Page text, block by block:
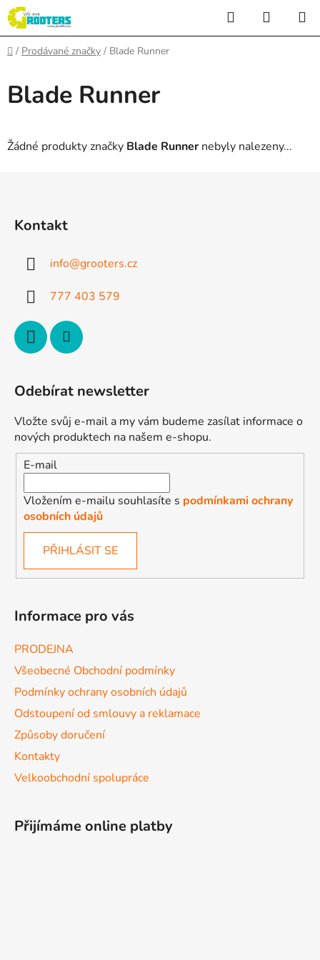
Přejít
na
obsah
Hledat
KOŠÍK
Domů
/ Prodávané značky / Blade Runner
Blade Runner
Žádné produkty značky Blade Runner nebyly nalezeny...
Kontakt
info@grooters.cz
777 403 579
Odebírat newsletter
Vložte svůj e-mail a my vám budeme zasílat informace o
nových produktech na našem e-shopu.
E-mail
Vložením e-mailu souhlasíte s podmínkami ochrany
osobních údajů
PŘIHLÁSIT SE
Informace pro vás
PRODEJNA
Všeobecné Obchodní podmínky
Podmínky ochrany osobních údajů
Odstoupení od smlouvy a reklamace
Způsoby doručení
Kontakty
Velkoobchodní spolupráce
Přijímáme online platby